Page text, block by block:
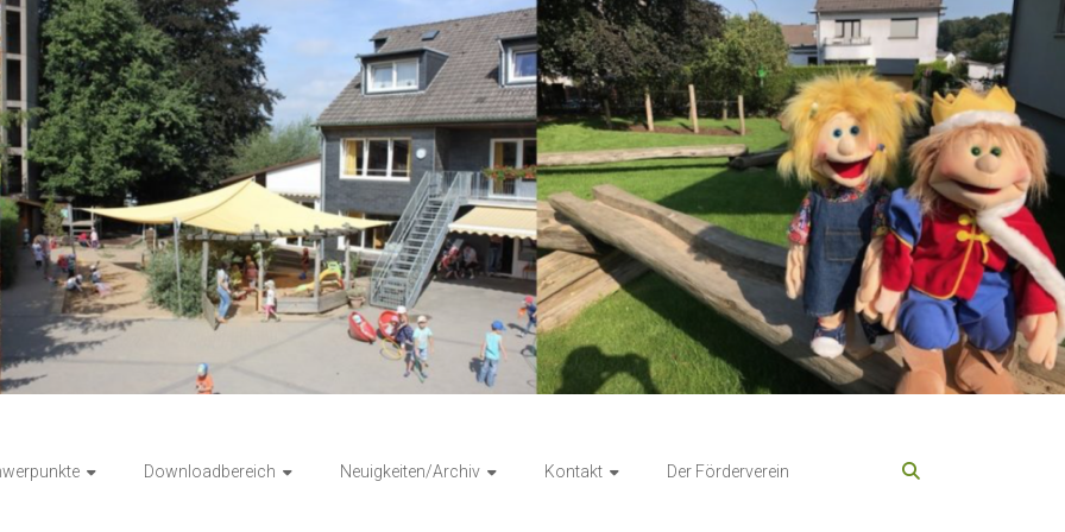
Downloadbereich Neuigkeiten/Archiv Kontakt Der Förderverein